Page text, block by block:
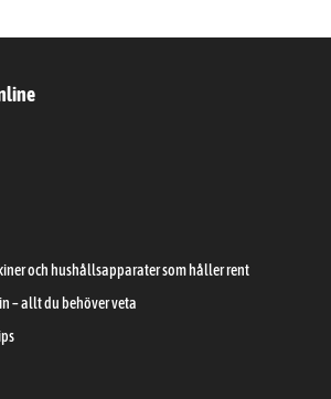
och hushållsapparater som håller rent
– allt du behöver veta